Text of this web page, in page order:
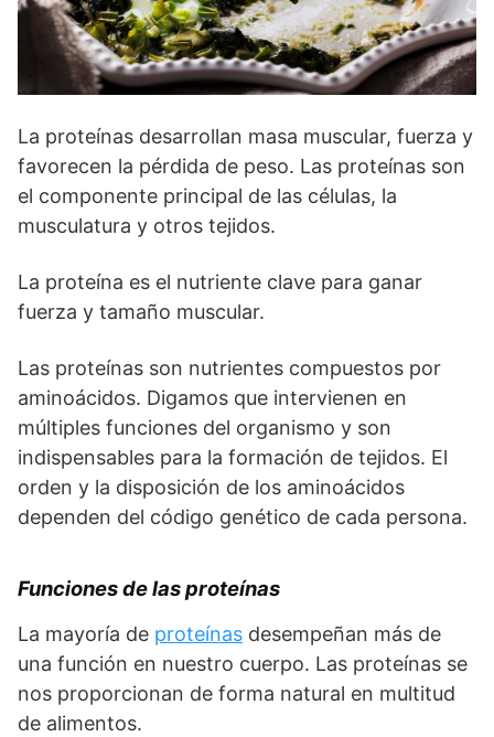
La proteínas desarrollan masa muscular, fuerza y
favorecen la pérdida de peso. Las proteínas son
el componente principal de las células, la
musculatura y otros tejidos.
La proteína es el nutriente clave para ganar
fuerza y ​​tamaño muscular.
Las proteínas son nutrientes compuestos por
aminoácidos. Digamos que intervienen en
múltiples funciones del organismo y son
indispensables para la formación de tejidos. El
orden y la disposición de los aminoácidos
dependen del código genético de cada persona.
Funciones de las proteínas
La mayoría de proteínas desempeñan más de
una función en nuestro cuerpo. Las proteínas se
nos proporcionan de forma natural en multitud
de alimentos.